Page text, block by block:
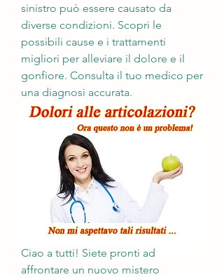
sinistro può essere causato da
diverse condizioni. Scopri le
possibili cause e i trattamenti
migliori per alleviare il dolore e il
gonfiore. Consulta il tuo medico per
una diagnosi accurata.
Ciao a tutti! Siete pronti ad
affrontare un nuovo mistero